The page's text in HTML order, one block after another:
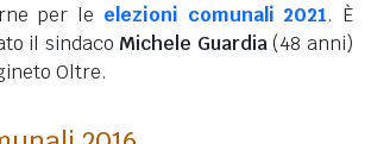
per le elezioni comunali 2021. È
il sindaco Michele Guardia (48 anni)
Oltre.